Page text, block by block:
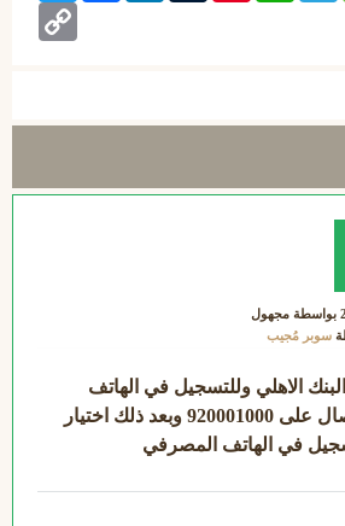
Copy
Link
بواسطة مجهول
سوبر مُجيب
الاهلي وللتسجيل في الهاتف
المصرفي يرجى الاتصال على 920001000 وبعد ذلك اختيار